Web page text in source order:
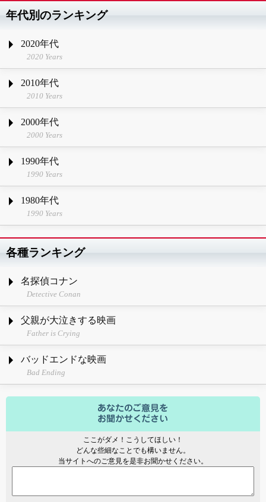
年代別のランキング
2020年代
2020 Years
2010年代
2010 Years
2000年代
2000 Years
1990年代
1990 Years
1980年代
1990 Years
各種ランキング
名探偵コナン
Detective Conan
父親が大泣きする映画
Father is Crying
バッドエンドな映画
Bad Ending
ここがダメ！こうしてほしい！
どんな些細なことでも構いません。
当サイトへのご意見を是非お聞かせください。